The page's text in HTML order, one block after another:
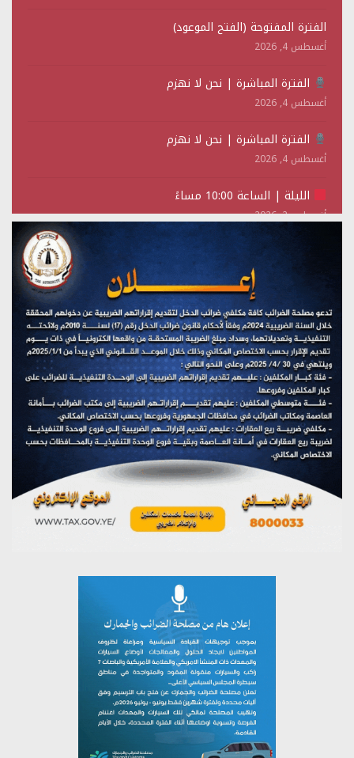
الفترة المفتوحة (الفتح الموعود)
أغسطس 4, 2026
الفترة المباشرة | نحن لا نهزم
أغسطس 4, 2026
الفترة المباشرة | نحن لا نهزم
أغسطس 4, 2026
الليلة | الساعة 10:00 مساءً
أغسطس 2, 2026
تستمعون لبرنامج (حدث في مثل هذا اليوم)
(نحن لا نهزم) بث مباشر
يوليو 28, 2026
تستمعون لبرنامج (هندسة الوهم)
يوليو 28, 2026
مؤتمر صحفي لمركز عين الإنسانية حول جرائم تحالف العدوان
على اليمن
يوليو 27, 2026